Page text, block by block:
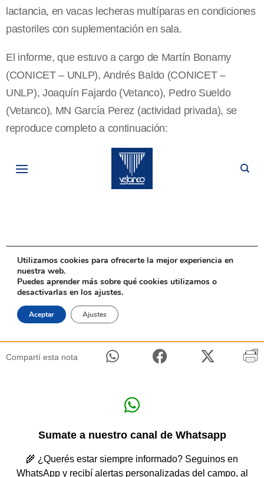
lactancia, en vacas lecheras multíparas en condiciones
pastoriles con suplementación en sala.
El informe, que estuvo a cargo de Martín Bonamy
(CONICET – UNLP), Andrés Baldo (CONICET –
UNLP), Joaquín Fajardo (Vetanco), Pedro Sueldo
(Vetanco), MN García Perez (actividad privada), se
reproduce completo a continuación:
Compartí esta nota
Sumate a nuestro canal de Whatsapp
🌾 ¿Querés estar siempre informado? Seguinos en
WhatsApp y recibí alertas personalizadas del campo, al